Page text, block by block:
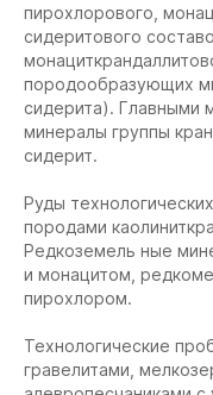
пирохлорового,
сидеритового
породообразующих
сидерита). Главными
минералы группы
сидерит.
Руды
породами
Редкоземель ные
и монацитом,
пирохлором.
Технологические
гравелитами,